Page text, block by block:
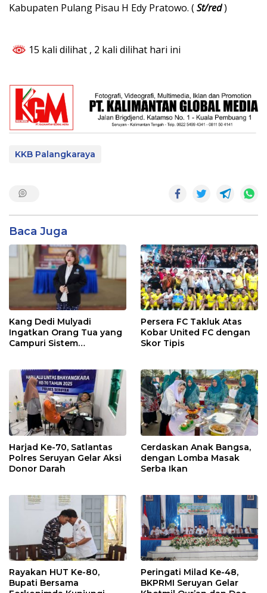
Kabupaten Pulang Pisau H Edy Pratowo. (St/red)
15 kali dilihat , 2 kali dilihat hari ini
KKB Palangkaraya
Baca Juga
Kang Dedi Mulyadi
Ingatkan Orang Tua yang
Campuri Sistem
Etika Hukum Pendidikan
Persera FC Takluk Atas
Kobar United FC dengan
Skor Tipis
Harjad Ke-70, Satlantas
Polres Seruyan Gelar Aksi
Donor Darah
Cerdaskan Anak Bangsa,
dengan Lomba Masak
Serba Ikan
Rayakan HUT Ke-80,
Bupati Bersama
Peringati Milad Ke-48,
BKPRMI Seruyan Gelar